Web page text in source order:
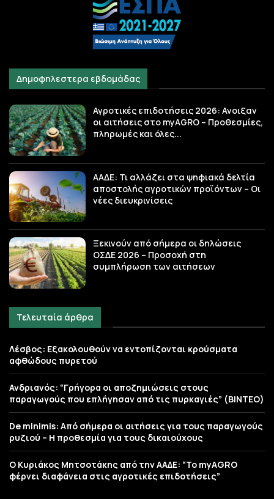
Δημοφηλεστερα εβδομάδας
Αγροτικές επιδοτήσεις 2026: Ανοιξαν
οι αιτήσεις στο myAGRO – Προθεσμίες,
πληρωμές και όλες...
ΑΑΔΕ: Τι αλλάζει στα ψηφιακά δελτία
αποστολής αγροτικών προϊόντων – Οι
νέες διευκρινίσεις
Ξεκινούν από σήμερα οι δηλώσεις
ΟΣΔΕ 2026 – Προσοχή στη
συμπλήρωση των αιτήσεων
Τελευταία άρθρα
Λέσβος: Εξακολουθούν να εντοπίζονται κρούσματα
αφθώδους πυρετού
Ανδριανός: “Γρήγορα οι αποζημιώσεις στους
παραγωγούς που επλήγησαν από τις πυρκαγιές” (BINTEO)
De minimis: Από σήμερα οι αιτήσεις για τους παραγωγούς
ρυζιού – Η προθεσμία για τους δικαιούχους
Ο Κυριάκος Μητσοτάκης από την ΑΑΔΕ: “Το myAGRO
φέρνει διαφάνεια στις αγροτικές επιδοτήσεις”